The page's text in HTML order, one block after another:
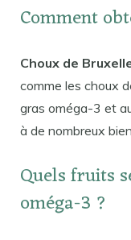
Comment
Choux de
comme les choux
gras oméga-3 et
à de nombreux
Quels fruits
oméga-3 ?